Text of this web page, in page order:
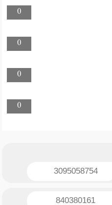
0
0
0
0
3095058754
840380161